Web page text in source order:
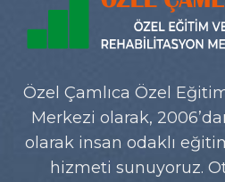
Özel Çamlıca Özel
Merkezi olarak,
olarak insan odaklı
hizmeti sunuyoruz.